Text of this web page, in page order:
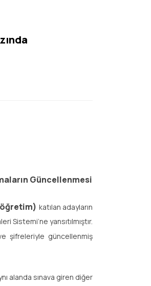
Güncellenmesi
katılan adayların
Sistemi’ne yansıtılmıştır.
şifreleriyle güncellenmiş
alanda sınava giren diğer